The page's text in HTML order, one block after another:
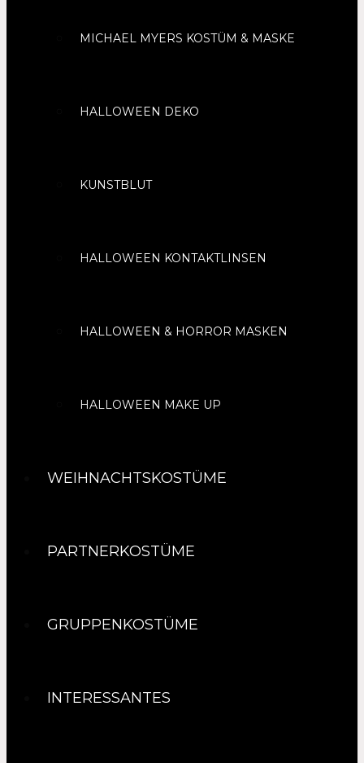
MICHAEL MYERS KOSTÜM & MASKE
HALLOWEEN DEKO
KUNSTBLUT
HALLOWEEN KONTAKTLINSEN
HALLOWEEN & HORROR MASKEN
HALLOWEEN MAKE UP
WEIHNACHTSKOSTÜME
PARTNERKOSTÜME
GRUPPENKOSTÜME
INTERESSANTES